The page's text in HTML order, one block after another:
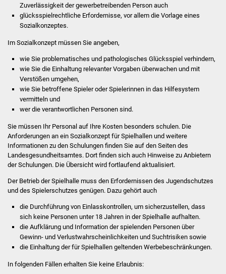
Fachteam Jugend
Familienzentrum
NETZMonitor
Gesundheit und Notfall
Pflege von Angehörigen
Hitzewarnung / UV-
Index
Zuverlässigkeit der gewerbetreibenden Person auch
glücksspielrechtliche Erfordernisse, vor allem die Vorlage eines
Sozialkonzeptes.
Im Sozialkonzept müssen Sie angeben,
wie Sie problematisches und pathologisches Glücksspiel verhindern,
wie Sie die Einhaltung relevanter Vorgaben überwachen und mit
Verstößen umgehen,
wie Sie betroffene Spieler oder Spielerinnen in das Hilfesystem
vermitteln und
wer die verantwortlichen Personen sind.
Sie müssen Ihr Personal auf Ihre Kosten besonders schulen. Die
Anforderungen an ein Sozialkonzept für Spielhallen und weitere
Informationen zu den Schulungen finden Sie auf den Seiten des
Landesgesundheitsamtes. Dort finden sich auch Hinweise zu Anbietern
der Schulungen. Die Übersicht wird fortlaufend aktualisiert.
Der Betrieb der Spielhalle muss den Erfordernissen des Jugendschutzes
und des Spielerschutzes genügen. Dazu gehört auch
die Durchführung von Einlasskontrollen, um sicherzustellen, dass
sich keine Personen unter 18 Jahren in der Spielhalle aufhalten.
die Aufklärung und Information der spielenden Personen über
Gewinn- und Verlustwahrscheinlichkeiten und Suchtrisiken sowie
die Einhaltung der für Spielhallen geltenden Werbebeschränkungen.
In folgenden Fällen erhalten Sie keine Erlaubnis: